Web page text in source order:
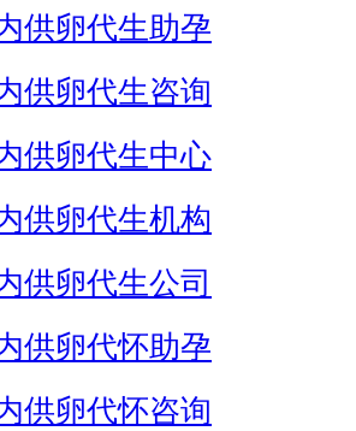
供卵代生助孕
供卵代生咨询
供卵代生中心
供卵代生机构
供卵代生公司
供卵代怀助孕
供卵代怀咨询